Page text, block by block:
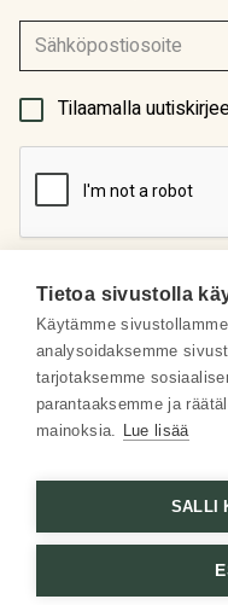
Muutaman päivän
Sirpa M.
Hyvä
riitta
Aivan ihana
on kokonaan
Meistä
Some
Asiakaspalvelu
(Pakollinen)
Tilaamalla
Tietoa sivustolla
Käytämme
analysoidaksemme
tarjotaksemme
parantaaksemme ja
mainoksia. Lue lisää
SALLI